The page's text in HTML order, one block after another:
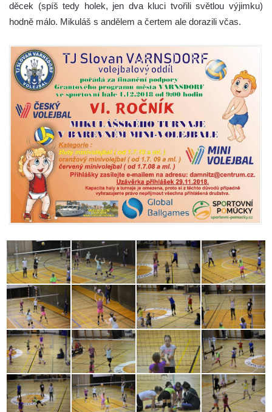
děcek (spíš tedy holek, jen dva kluci tvořili světlou výjimku)
hodně málo. Mikuláš s andělem a čertem ale dorazili včas.